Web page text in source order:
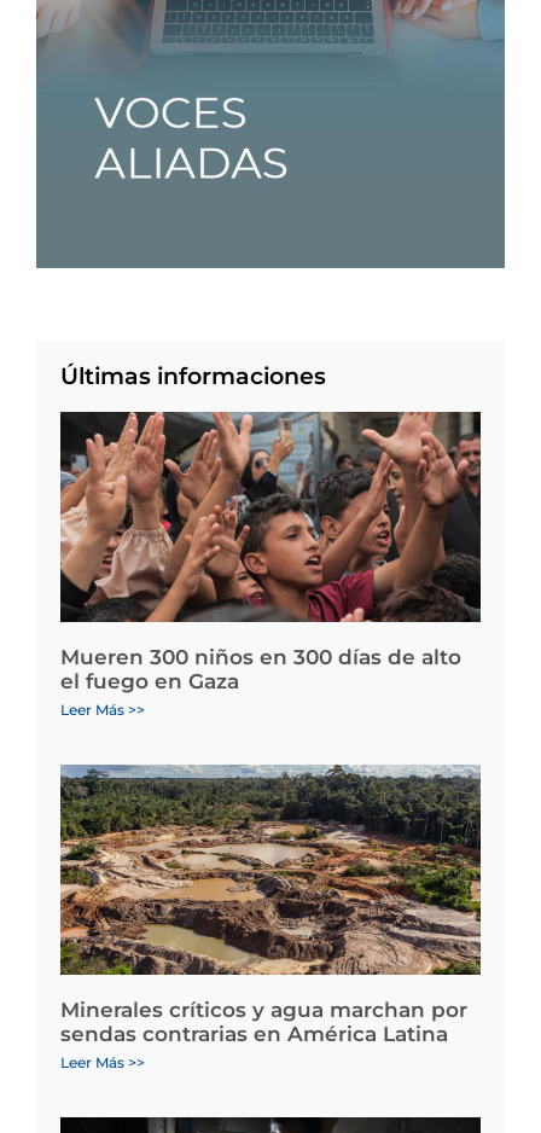
Últimas informaciones
Mueren 300 niños en 300 días de alto
el fuego en Gaza
Leer Más >>
Minerales críticos y agua marchan por
sendas contrarias en América Latina
Leer Más >>